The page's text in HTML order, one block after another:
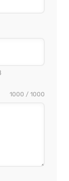
1000 / 1000